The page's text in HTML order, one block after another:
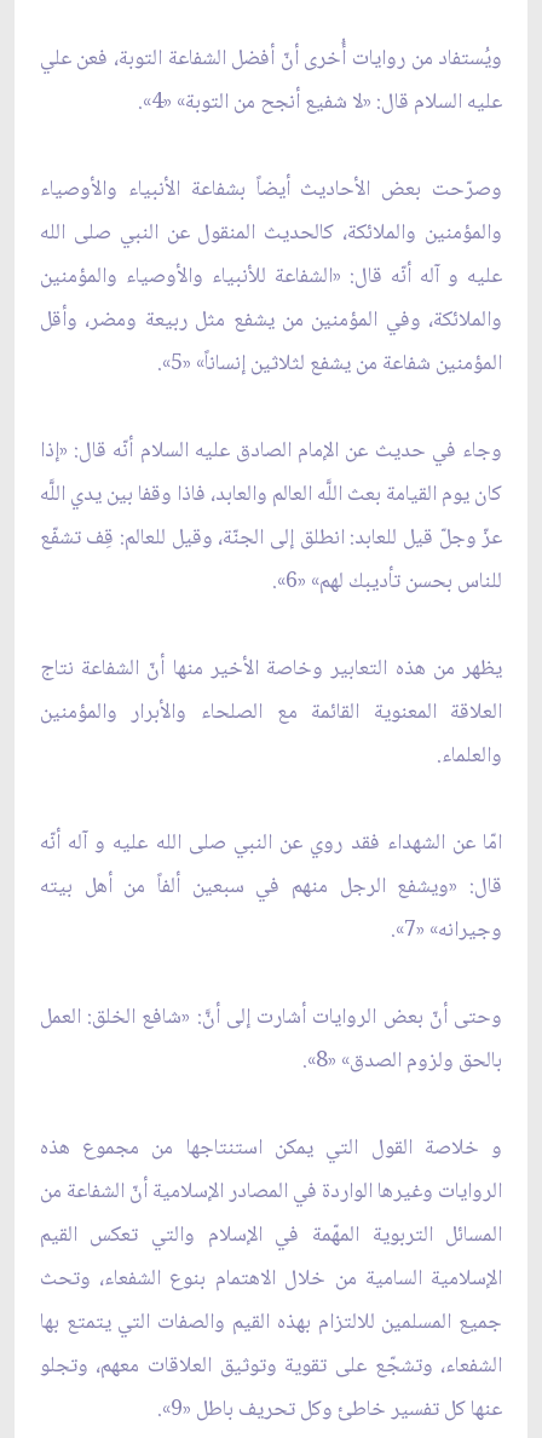
ويُستفاد من روايات أُخرى أنّ أفضل الشفاعة التوبة، فعن علي
عليه السلام قال: «لا شفيع أنجح من التوبة» «4».
وصرّحت بعض الأحاديث أيضاً بشفاعة الأنبياء والأوصياء
والمؤمنين والملائكة، كالحديث المنقول عن النبي صلى الله
عليه و آله أنّه قال: «الشفاعة للأنبياء والأوصياء والمؤمنين
والملائكة، وفي المؤمنين من يشفع مثل ربيعة ومضر، وأقل
المؤمنين شفاعة من يشفع لثلاثين إنساناً» «5».
وجاء في حديث عن الإمام الصادق عليه السلام أنّه قال: «إذا
كان يوم القيامة بعث اللَّه العالم والعابد، فاذا وقفا بين يدي اللَّه
عزّ وجلّ قيل للعابد: انطلق إلى‏ الجنّة، وقيل للعالم: قِف تشفّع
للناس بحسن تأديبك لهم» «6».
يظهر من هذه التعابير وخاصة الأخير منها أنّ الشفاعة نتاج
العلاقة المعنوية القائمة مع الصلحاء والأبرار والمؤمنين
والعلماء.
امّا عن الشهداء فقد روي عن النبي صلى الله عليه و آله أنّه
قال: «ويشفع الرجل منهم في سبعين ألفاً من أهل بيته
وجيرانه» «7».
وحتى‏ أنّ بعض الروايات أشارت إلى‏ أنَّ: «شافع الخلق: العمل
بالحق ولزوم الصدق» «8».
و خلاصة القول التي يمكن استنتاجها من مجموع هذه
الروايات وغيرها الواردة في المصادر الإسلامية أنّ الشفاعة من
المسائل التربوية المهّمة في الإسلام والتي تعكس القيم
الإسلامية السامية من خلال الاهتمام بنوع الشفعاء، وتحث
جميع المسلمين للالتزام بهذه القيم والصفات التي يتمتع بها
الشفعاء، وتشجّع على‏ تقوية وتوثيق العلاقات معهم، وتجلو
عنها كل تفسير خاطئ وكل تحريف باطل‏ «9».